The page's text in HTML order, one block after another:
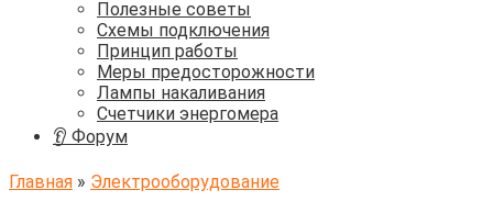
Полезные советы
Схемы подключения
Принцип работы
Меры предосторожности
Лампы накаливания
Счетчики энергомера
👂 Форум
Главная » Электрооборудование